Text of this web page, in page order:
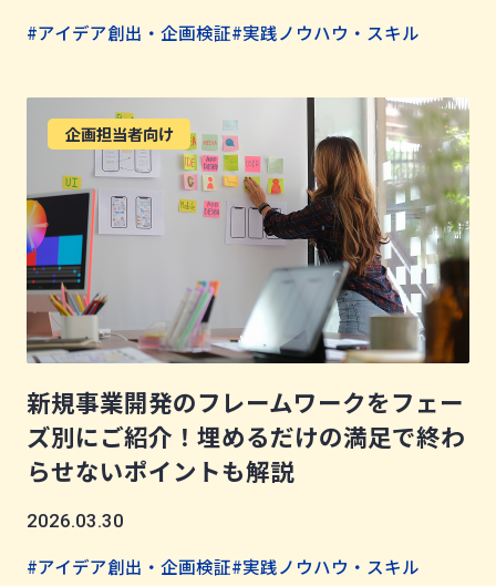
#アイデア創出・企画検証#実践ノウハウ・スキル
新規事業開発のフレームワークをフェー
ズ別にご紹介！埋めるだけの満足で終わ
らせないポイントも解説
2026.03.30
#アイデア創出・企画検証#実践ノウハウ・スキル
企画担当者向け